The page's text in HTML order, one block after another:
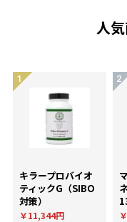
人
キラープロバイオ
ティックG（SIBO
対策）
￥11,344円